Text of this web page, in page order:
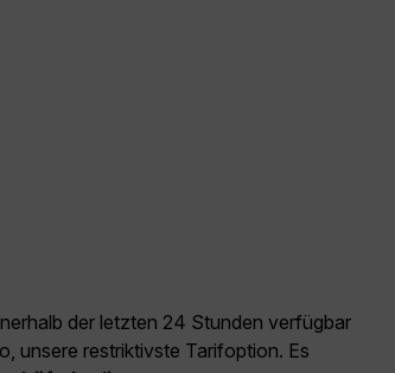
der letzten 24 Stunden verfügbar
unsere restriktivste Tarifoption. Es